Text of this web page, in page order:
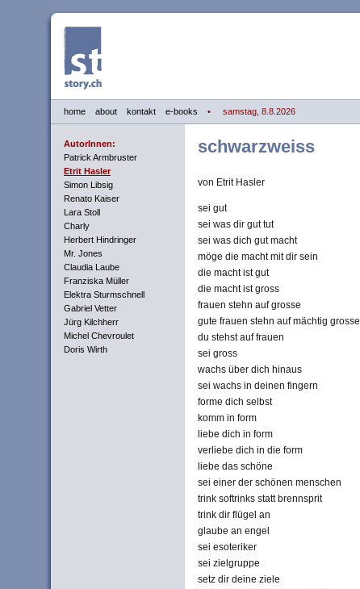
home about kontakt e-books • samstag, 8.8.2026
AutorInnen:
Patrick Armbruster
Etrit Hasler
Simon Libsig
Renato Kaiser
Lara Stoll
Charly
Herbert Hindringer
Mr. Jones
Claudia Laube
Franziska Müller
Elektra Sturmschnell
Gabriel Vetter
Jürg Kilchherr
Michel Chevroulet
Doris Wirth
schwarzweiss
von Etrit Hasler
sei gut
sei was dir gut tut
sei was dich gut macht
möge die macht mit dir sein
die macht ist gut
die macht ist gross
frauen stehn auf grosse
gute frauen stehn auf mächtig grosse
du stehst auf frauen
sei gross
wachs über dich hinaus
sei wachs in deinen fingern
forme dich selbst
komm in form
liebe dich in form
verliebe dich in die form
liebe das schöne
sei einer der schönen menschen
trink softrinks statt brennsprit
trink dir flügel an
glaube an engel
sei esoteriker
sei zielgruppe
setz dir deine ziele